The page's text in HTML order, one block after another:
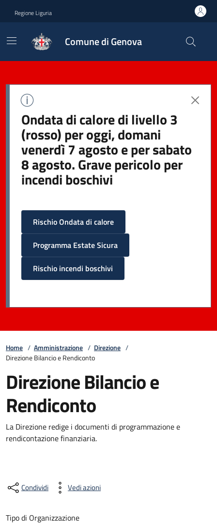
Regione Liguria
Comune di Genova
Ondata di calore di livello 3
(rosso) per oggi, domani
venerdì 7 agosto e per sabato
8 agosto. Grave pericolo per
incendi boschivi
Rischio Ondata di calore
Programma Estate Sicura
Rischio incendi boschivi
Home / Amministrazione / Direzione /
Direzione Bilancio e Rendiconto
Direzione Bilancio e
Rendiconto
La Direzione redige i documenti di programmazione e
rendicontazione finanziaria.
Condividi Vedi azioni
Tipo di Organizzazione